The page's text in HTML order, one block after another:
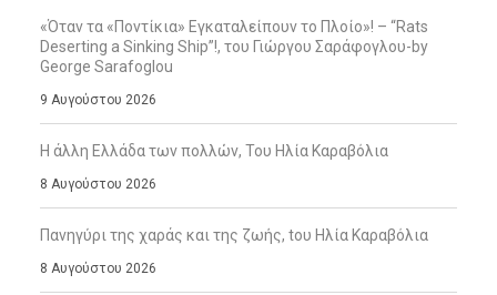
«Όταν τα «Ποντίκια» Εγκαταλείπουν το Πλοίο»! – “Rats
Deserting a Sinking Ship”!, του Γιώργου Σαράφογλου-by
George Sarafoglou
9 Αυγούστου 2026
Η άλλη Ελλάδα των πολλών, Του Ηλία Καραβόλια
8 Αυγούστου 2026
Πανηγύρι της χαράς και της ζωής, tου Ηλία Καραβόλια
8 Αυγούστου 2026